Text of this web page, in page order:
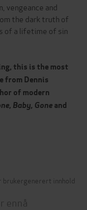
vengeance and
the dark truth of
of a lifetime of sin
this is the most
from Dennis
of modern
Baby, Goneand
innhold
ennå